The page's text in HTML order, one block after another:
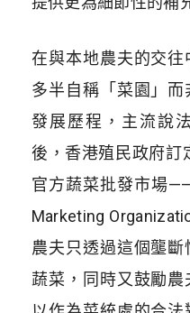
在與本地農夫的交
多半自稱「菜園」
發展歷程，主流說
後，香港殖民政府訂
官方蔬菜批發市場
Marketing
農夫只透過這個壟
蔬菜，同時又鼓勵農